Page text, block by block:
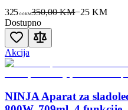
325 00KM350,00 KM−25 KM
Dostupno
Akcija
NINJA Aparat za